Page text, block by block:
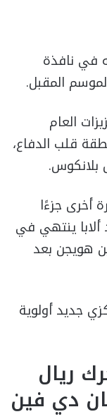
في نافذة
المقبل.
العام
قلب الدفاع،
أخرى جزءًا
ينتهي في
هويجن بعد
جديد أولوية
ريال
دي فين